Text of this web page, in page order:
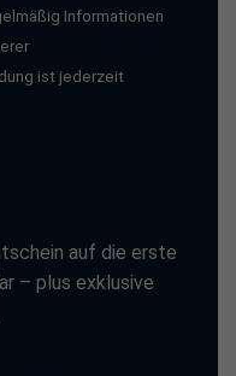
Informationen
ist jederzeit
auf die erste
– plus exklusive